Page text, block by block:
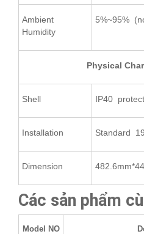
Ambient
Humidity
5%~95%
Physical
Shell IP40
Installation Standard
Dimension
Các sản phẩm
Model NO